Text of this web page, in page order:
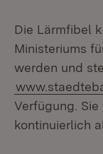
Die Lärmfibel
Ministeriums
werden und
Verfügung.
kontinuierlich